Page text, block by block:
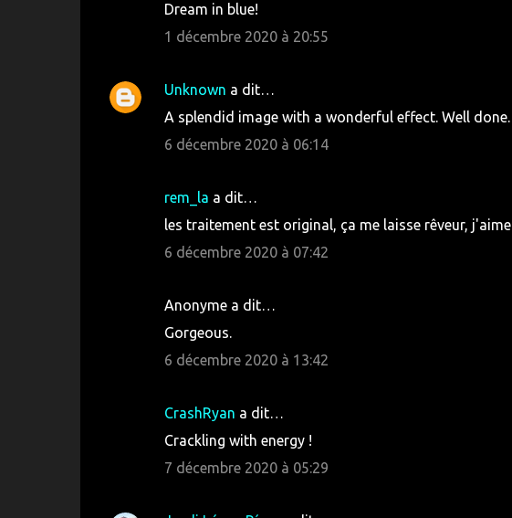
Dream in blue!
1 décembre 2020 à 20:55
Unknown a dit…
A splendid image with a wonderful effect. Well done.
6 décembre 2020 à 06:14
rem_la a dit…
les traitement est original, ça me laisse rêveur, j'aime
6 décembre 2020 à 07:42
Anonyme a dit…
Gorgeous.
6 décembre 2020 à 13:42
CrashRyan a dit…
Crackling with energy !
7 décembre 2020 à 05:29